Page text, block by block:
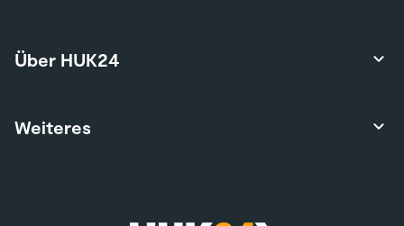
Produktübersicht
Hausratversicherung
Über HUK24
Über uns
Weiteres